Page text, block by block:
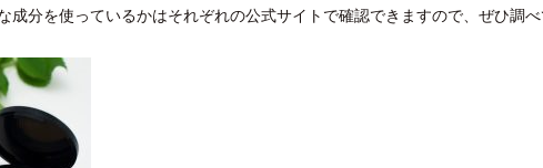
成分を使っているかはそれぞれの公式サイトで確認できますので、ぜひ調べ